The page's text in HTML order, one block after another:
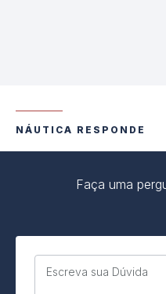
NÁUTICA RESPONDE
Faça uma
Escreva sua Dúvida